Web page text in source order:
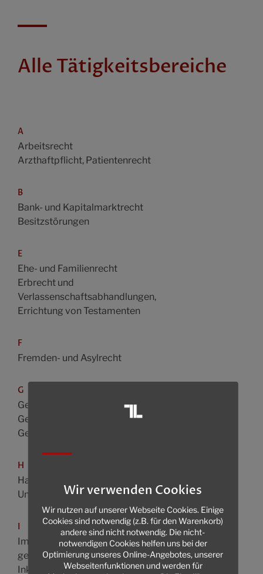
Alle Tätigkeitsbereiche
A
Arbeitsrecht
Arzthaftpflicht, Patientenrecht
B
Bank- und Kapitalmarktrecht
Besitzstörungen
E
Ehe- und Familienrecht
Erbrecht und
Verlassenschaftsabhandlungen,
Errichtung von Testamenten
F
Fremden- und Asylrecht
G
Gesellschaftsrecht,
Gesellschaftsgründungen
Gewerberecht
H
Handelsrecht,
Unternehmensrecht
I
Immaterialgüterrecht,
gewerblicher Rechtsschutz
Inkassowesen,
Wir verwenden Cookies
Wir nutzen auf unserer Webseite Cookies. Einige
Cookies sind notwendig (z.B. für den Warenkorb)
andere sind nicht notwendig. Die nicht-
notwendigen Cookies helfen uns bei der
Optimierung unseres Online-Angebotes, unserer
Webseitenfunktionen und werden für